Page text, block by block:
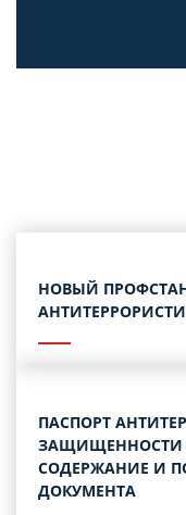
НОВЫЙ
ПАСПОРТ
ЗАЩИЩЕННОСТИ
СОДЕРЖАНИЕ И
ДОКУМЕНТА